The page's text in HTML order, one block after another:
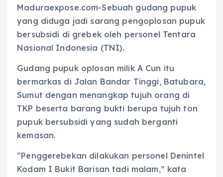
Maduraexpose.com-Sebuah gudang pupuk
yang diduga jadi sarang pengoplosan pupuk
bersubsidi di grebek oleh personel Tentara
Nasional Indonesia (TNI).
Gudang pupuk oplosan milik A Cun itu
bermarkas di Jalan Bandar Tinggi, Batubara,
Sumut dengan menangkap tujuh orang di
TKP beserta barang bukti berupa tujuh ton
pupuk bersubsidi yang sudah berganti
kemasan.
“Penggerebekan dilakukan personel Denintel
Kodam I Bukit Barisan tadi malam,” kata